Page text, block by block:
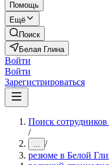
Помощь
Ещё
Поиск
Белая Глина
Войти
Войти
Зарегистрироваться
Поиск
/
... /
резюме в Белой